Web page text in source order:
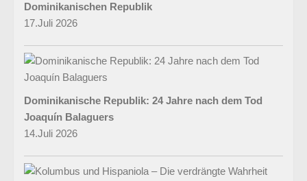
Dominikanischen Republik
17.Juli 2026
Dominikanische Republik: 24 Jahre nach dem Tod
Joaquín Balaguers
14.Juli 2026